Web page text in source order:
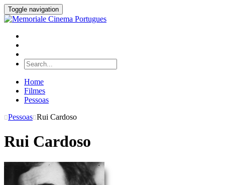
Toggle navigation
Home
Filmes
Pessoas
Pessoas Rui Cardoso
Rui Cardoso